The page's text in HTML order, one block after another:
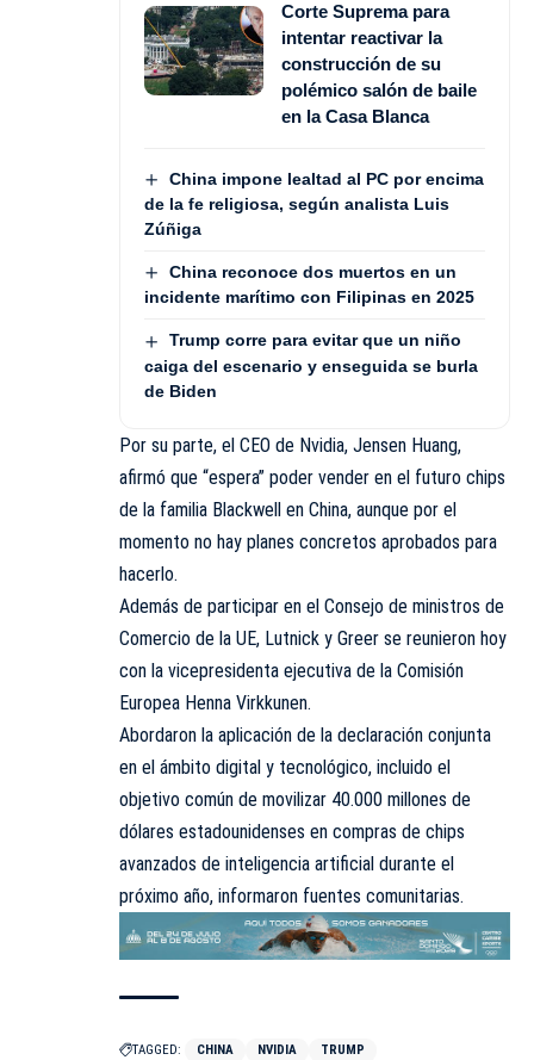
Corte Suprema para
intentar reactivar la
construcción de su
polémico salón de baile
en la Casa Blanca
China impone lealtad al PC por encima
de la fe religiosa, según analista Luis
Zúñiga
China reconoce dos muertos en un
incidente marítimo con Filipinas en 2025
Trump corre para evitar que un niño
caiga del escenario y enseguida se burla
de Biden
Por su parte, el CEO de Nvidia, Jensen Huang,
afirmó que “espera” poder vender en el futuro chips
de la familia Blackwell en China, aunque por el
momento no hay planes concretos aprobados para
hacerlo.
Además de participar en el Consejo de ministros de
Comercio de la UE, Lutnick y Greer se reunieron hoy
con la vicepresidenta ejecutiva de la Comisión
Europea Henna Virkkunen.
Abordaron la aplicación de la declaración conjunta
en el ámbito digital y tecnológico, incluido el
objetivo común de movilizar 40.000 millones de
dólares estadounidenses en compras de chips
avanzados de inteligencia artificial durante el
próximo año, informaron fuentes comunitarias.
TAGGED: CHINA NVIDIA TRUMP